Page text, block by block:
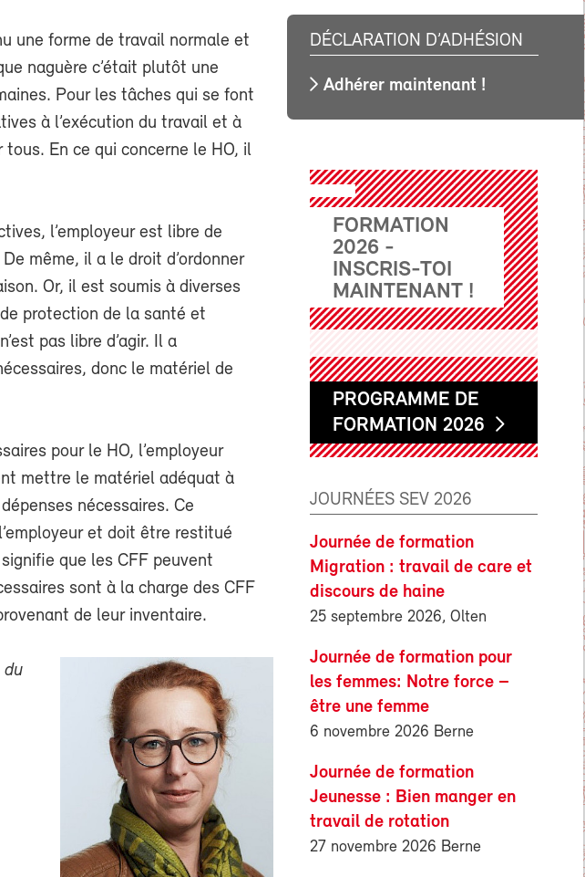
une forme de travail normale et
naguère c’était plutôt une
Pour les tâches qui se font
à l’exécution du travail et à
En ce qui concerne le HO, il
l’employeur est libre de
même, il a le droit d’ordonner
Or, il est soumis à diverses
protection de la santé et
pas libre d’agir. Il a
donc le matériel de
pour le HO, l’employeur
mettre le matériel adéquat à
nécessaires. Ce
et doit être restitué
que les CFF peuvent
sont à la charge des CFF
de leur inventaire.
du
DÉCLARATION D’ADHÉSION
Adhérer maintenant !
FORMATION
2026 -
INSCRIS-TOI
MAINTENANT !
PROGRAMME DE
FORMATION 2026
JOURNÉES SEV 2026
Journée de formation
Migration : travail de care et
discours de haine
25 septembre 2026, Olten
Journée de formation pour
les femmes: Notre force –
être une femme
6 novembre 2026 Berne
Journée de formation
Jeunesse : Bien manger en
travail de rotation
27 novembre 2026 Berne